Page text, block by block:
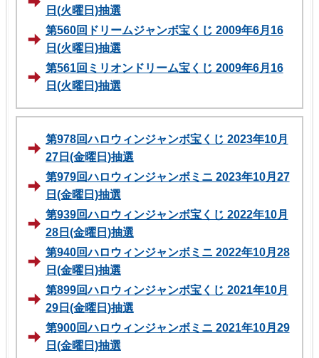
日(火曜日)抽選
第560回ドリームジャンボ宝くじ 2009年6月16
日(火曜日)抽選
第561回ミリオンドリーム宝くじ 2009年6月16
日(火曜日)抽選
第978回ハロウィンジャンボ宝くじ 2023年10月
27日(金曜日)抽選
第979回ハロウィンジャンボミニ 2023年10月27
日(金曜日)抽選
第939回ハロウィンジャンボ宝くじ 2022年10月
28日(金曜日)抽選
第940回ハロウィンジャンボミニ 2022年10月28
日(金曜日)抽選
第899回ハロウィンジャンボ宝くじ 2021年10月
29日(金曜日)抽選
第900回ハロウィンジャンボミニ 2021年10月29
日(金曜日)抽選